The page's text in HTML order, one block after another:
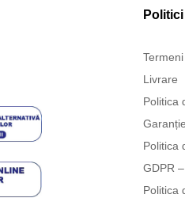
Politici
Livrare
Politica
Politica
GDPR
Politica